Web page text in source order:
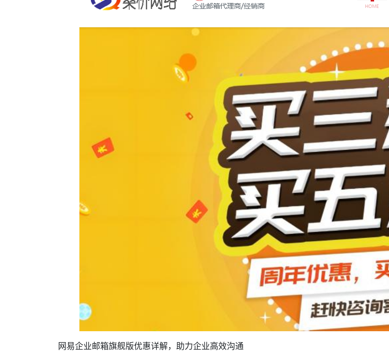
网易企业邮箱旗舰版优惠详解，助力企业高效沟通